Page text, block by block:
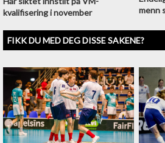
kvalifisering i november
menn
FIKK DU MED DEG DISSE SAKENE?